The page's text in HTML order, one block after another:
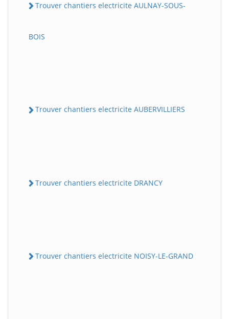
Trouver chantiers electricite AULNAY-SOUS-
BOIS
Trouver chantiers electricite AUBERVILLIERS
Trouver chantiers electricite DRANCY
Trouver chantiers electricite NOISY-LE-GRAND